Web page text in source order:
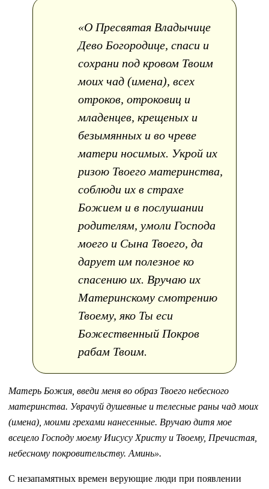
«О Пресвятая Владычице
Дево Богородице, спаси и
сохрани под кровом Твоим
моих чад (имена), всех
отроков, отроковиц и
младенцев, крещеных и
безымянных и во чреве
матери носимых. Укрой их
ризою Твоего материнства,
соблюди их в страхе
Божием и в послушании
родителям, умоли Господа
моего и Сына Твоего, да
дарует им полезное ко
спасению их. Вручаю их
Материнскому смотрению
Твоему, яко Ты еси
Божественный Покров
рабам Твоим.
Матерь Божия, введи меня во образ Твоего небесного
материнства. Уврачуй душевные и телесные раны чад моих
(имена), моими грехами нанесенные. Вручаю дитя мое
всецело Господу моему Иисусу Христу и Твоему, Пречистая,
небесному покровительству. Аминь».
С незапамятных времен верующие люди при появлении